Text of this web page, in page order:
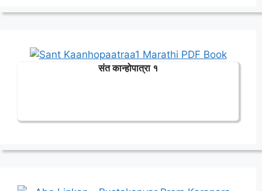
संत कान्होपात्रा १